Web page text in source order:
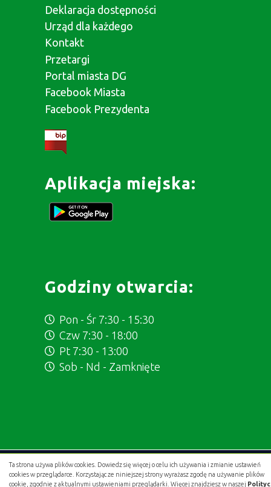
Ta strona używa plików cookies. Dowiedz się więcej o celu ich używania i zmianie ustawień
cookies w przeglądarce. Korzystając ze niniejszej strony wyrażasz zgodę na używanie plików
cookie, zgodnie z aktualnymi ustawieniami przeglądarki. Więcej znajdziesz w naszej
Deklaracja dostępności
Urząd dla każdego
Kontakt
Przetargi
Portal miasta DG
Facebook Miasta
Facebook Prezydenta
Aplikacja miejska:
Godziny otwarcia:
Pon - Śr 7:30 - 15:30
Czw 7:30 - 18:00
Pt 7:30 - 13:00
Sob - Nd - Zamknięte
Projekt i wykonanie:.gold studio digital